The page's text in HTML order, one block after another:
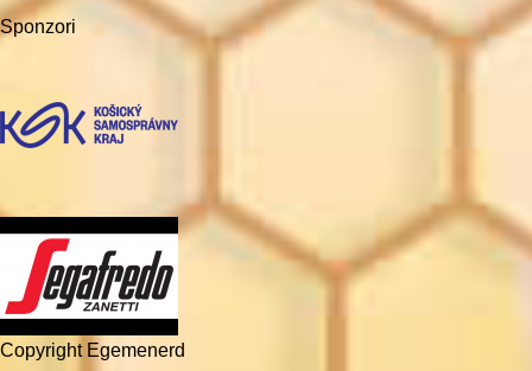
Sponzori
Copyright Egemenerd